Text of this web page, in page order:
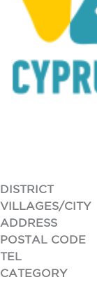
GOLD
DISTRICT
VILLAGES/CITY
ADDRESS
POSTAL CODE
TEL
CATEGORY